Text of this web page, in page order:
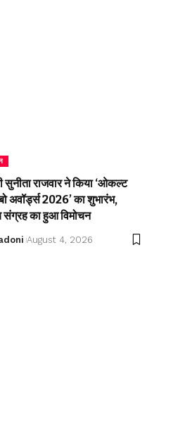
सुनीता राजवार ने किया ‘ओकल्ट
अवॉर्ड्स 2026’ का शुभारंभ,
संग्रह का हुआ विमोचन
August 4, 2026